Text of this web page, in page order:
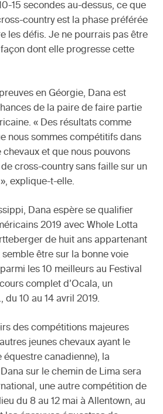
15 secondes au-dessus, ce que
country est la phase préférée
les défis. Je ne pourrais pas être
dont elle progresse cette
en Géorgie, Dana est
de la paire de faire partie
« Des résultats comme
nous sommes compétitifs dans
et que nous pouvons
cross-country sans faille sur un
explique-t-elle.
Dana espère se qualifier
2019 avec Whole Lotta
de huit ans appartenant
être sur la bonne voie
les 10 meilleurs au Festival
complet d’Ocala, un
du 10 au 14 avril 2019.
des compétitions majeures
jeunes chevaux ayant le
équestre canadienne), la
sur le chemin de Lima sera
une autre compétition de
du 8 au 12 mai à Allentown, au